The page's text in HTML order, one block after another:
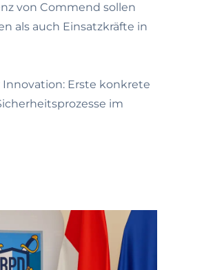
von Commend sollen
als auch Einsatzkräfte in
Erste konkrete
im